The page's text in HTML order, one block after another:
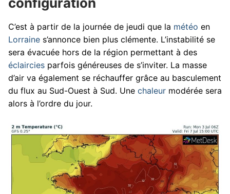
C’est à partir de la journée de jeudi que la météo en
Lorraine s’annonce bien plus clémente. L’instabilité se
sera évacuée hors de la région permettant à des
éclaircies parfois généreuses de s’inviter. La masse
d’air va également se réchauffer grâce au basculement
du flux au Sud-Ouest à Sud. Une chaleur modérée sera
alors à l’ordre du jour.